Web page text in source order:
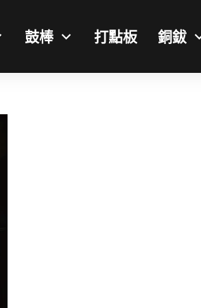
鼓棒 打點板 銅鈸